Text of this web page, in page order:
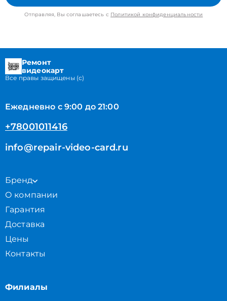
Отправляя, Вы соглашаетесь с Политикой конфиденциальности
Ремонт
видеокарт
Все правы защищены (с)
Ежедневно с 9:00 до 21:00
+78001011416
info@repair-video-card.ru
Бренд
О компании
Гарантия
Доставка
Цены
Контакты
Филиалы